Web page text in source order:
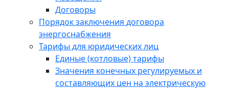
Договоры
Порядок заключения договора
энергоснабжения
Тарифы для юридических лиц
Единые (котловые) тарифы
Значения конечных регулируемых и
составляющих цен на электрическую